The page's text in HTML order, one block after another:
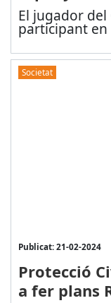
El jugador del
participant en
Societat
Publicat: 21-02-2024
Protecció
a fer plans